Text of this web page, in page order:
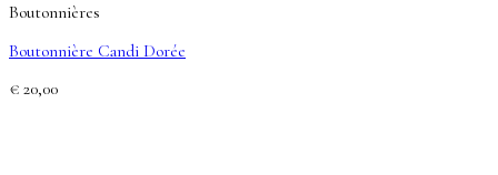
Boutonnières
Boutonnière Candi Dorée
€ 20,00